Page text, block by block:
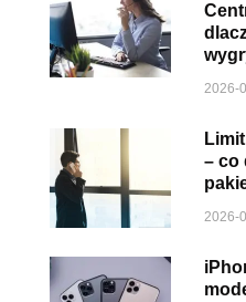
2026-
– co
2026-